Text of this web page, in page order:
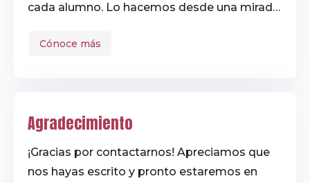
cada alumno. Lo hacemos desde una mirada
valores dominicanos de respeto, solidaridad
Cónoce más
Agradecimiento
¡Gracias por contactarnos! Apreciamos que
nos hayas escrito y pronto estaremos en